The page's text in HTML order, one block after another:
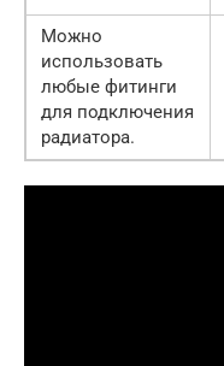
Можно
использовать
любые фитинги
для подключения
радиатора.